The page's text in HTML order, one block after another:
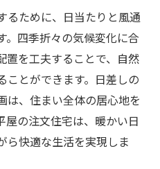
るために、日当たりと風通
。四季折々の気候変化に合
置を工夫することで、自然
ことができます。日差しの
は、住まい全体の居心地を
屋の注文住宅は、暖かい日
ら快適な生活を実現しま